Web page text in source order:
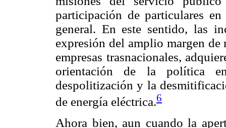
participación de particulares
general. En este sentido, las
expresión del amplio margen
empresas trasnacionales,
orientación de la política
despolitización y la
de energía eléctrica.6
Ahora bien, aun cuando la